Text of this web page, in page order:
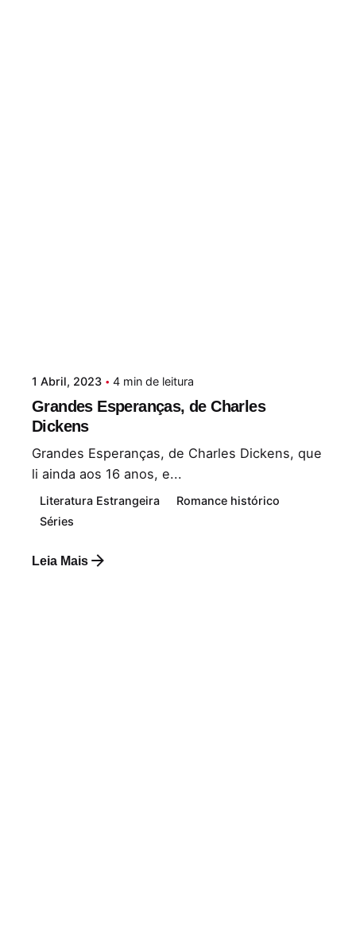
1 Abril, 2023 4 min de leitura
Grandes Esperanças, de Charles
Dickens
Grandes Esperanças, de Charles Dickens, que
li ainda aos 16 anos, e...
Literatura Estrangeira
Romance histórico
Séries
Leia Mais